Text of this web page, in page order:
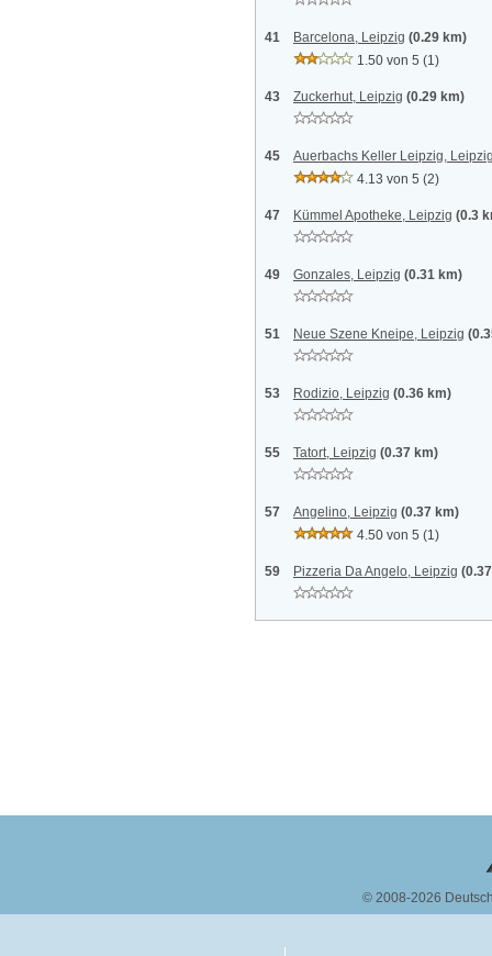
41 Barcelona, Leipzig (0.29 km)
1.50 von 5 (1)
43 Zuckerhut, Leipzig (0.29 km)
45
Auerbachs Keller Leipzig,
4.13 von 5 (2)
47 Kümmel Apotheke, Leipzig (0.3
49 Gonzales, Leipzig (0.31 km)
51 Neue Szene Kneipe, Leipzig
53 Rodizio, Leipzig (0.36 km)
55 Tatort, Leipzig (0.37 km)
57 Angelino, Leipzig (0.37 km)
4.50 von 5 (1)
59 Pizzeria Da Angelo, Leipzig
© 2008-2026